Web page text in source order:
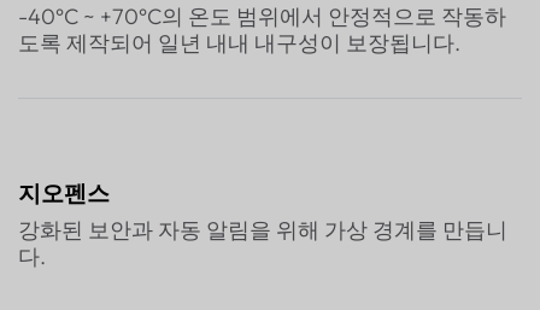
-40°C ~ +70°C의 온도 범위에서 안정적으로 작동하
도록 제작되어 일년 내내 내구성이 보장됩니다.
지오펜스
강화된 보안과 자동 알림을 위해 가상 경계를 만듭니
다.